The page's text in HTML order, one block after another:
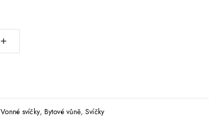
Vonné svíčky, Bytové vůně, Svíčky